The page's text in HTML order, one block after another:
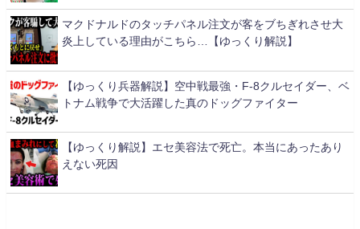
マクドナルドのタッチパネル注文が客をブちぎれさせ大
炎上している理由がこちら…【ゆっくり解説】
【ゆっくり兵器解説】空中戦最強・F-8クルセイダー、ベ
トナム戦争で大活躍した真のドッグファイター
【ゆっくり解説】エセ美容法で死亡。本当にあったあり
えない死因